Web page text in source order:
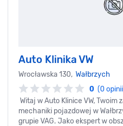
Auto Klinika VW
Wrocławska 130, Wałbrzych
0 (0
Witaj w Auto Klinice VW,
mechaniki pojazdowej w
grupie VAG. Jako ekspert w